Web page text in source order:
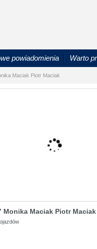
powiadomienia Warto
Maciak Piotr Maciak
Monika Maciak Piotr Maciak